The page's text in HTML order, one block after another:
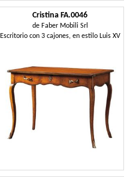
Cristina FA.0046
de Faber Mobili Srl
Escritorio con 3 cajones, en estilo Luis XV